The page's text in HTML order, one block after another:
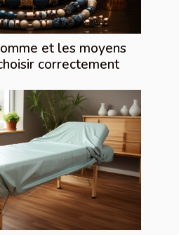
et les moyens
correctement